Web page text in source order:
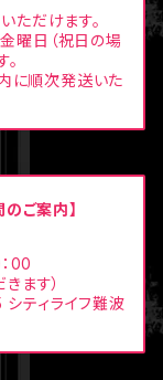
ただけます。
曜日（祝日の場
に順次発送いた
ご案内】
00
ます）
ティライフ難波